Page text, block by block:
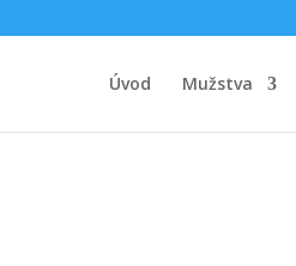
Úvod Mužstva